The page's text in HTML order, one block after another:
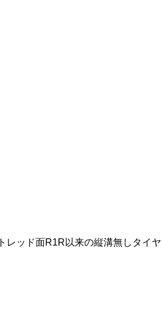
トレッド面R1R以来の縦溝無しタイヤ